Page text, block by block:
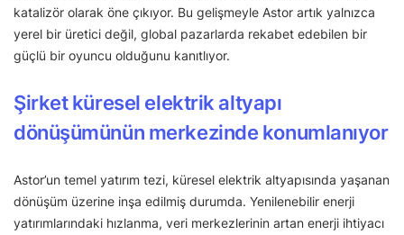
katalizör olarak öne çıkıyor. Bu gelişmeyle Astor artık yalnızca
yerel bir üretici değil, global pazarlarda rekabet edebilen bir
güçlü bir oyuncu olduğunu kanıtlıyor.
Şirket küresel elektrik altyapı
dönüşümünün merkezinde konumlanıyor
Astor’un temel yatırım tezi, küresel elektrik altyapısında yaşanan
dönüşüm üzerine inşa edilmiş durumda. Yenilenebilir enerji
yatırımlarındaki hızlanma, veri merkezlerinin artan enerji ihtiyacı